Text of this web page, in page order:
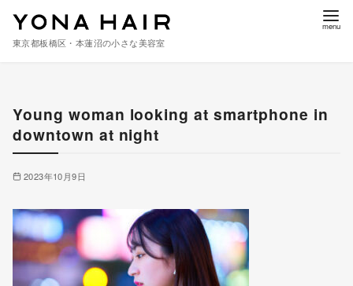
東京都板橋区・本蓮沼の小さな美容室
Young woman looking at smartphone in
downtown at night
2023年10月9日